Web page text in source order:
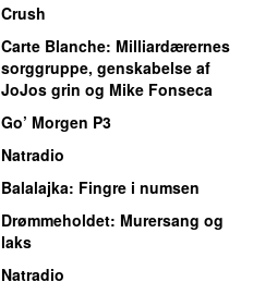
Crush
Carte Blanche: Milliardærernes
sorggruppe, genskabelse af
JoJos grin og Mike Fonseca
Go’ Morgen P3
Natradio
Balalajka: Fingre i numsen
Drømmeholdet: Murersang og
laks
Natradio